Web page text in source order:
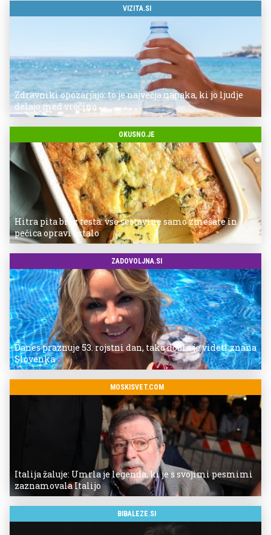
VIZITA.SI
Zdravniki opozarjajo: to je največja napaka, ki jo ljudje
delajo med vročino
OKUSNO.JE
Hitra pita brez testa: vse sestavine samo zmešate in
pečica opravi ostalo
ZADOVOLJNA.SI
Danes praznuje 53. rojstni dan, tako dobro je videti znana
Slovenka
MOSKISVET.COM
Italija žaluje: Umrla je legenda, ki je s svojimi pesmimi
zaznamovala Italijo
BIBALEZE.SI